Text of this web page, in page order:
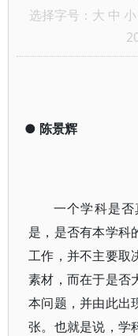
选择字号： 大 中 小
● 陈景辉
一个学科是
是，是否有本学科
工作，并不主要取
素材，而在于是否
本问题，并由此出
张。也就是说，学